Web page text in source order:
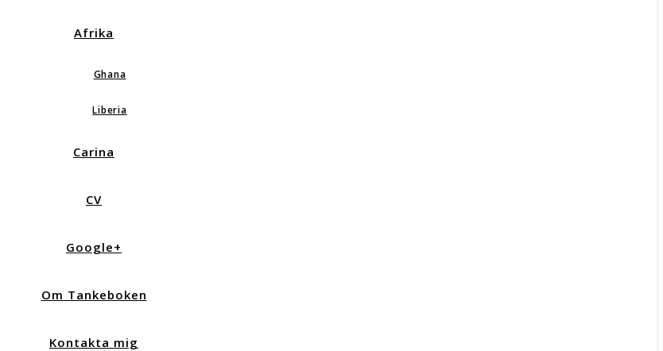
Afrika
Ghana
Liberia
Carina
CV
Google+
Om Tankeboken
Kontakta mig